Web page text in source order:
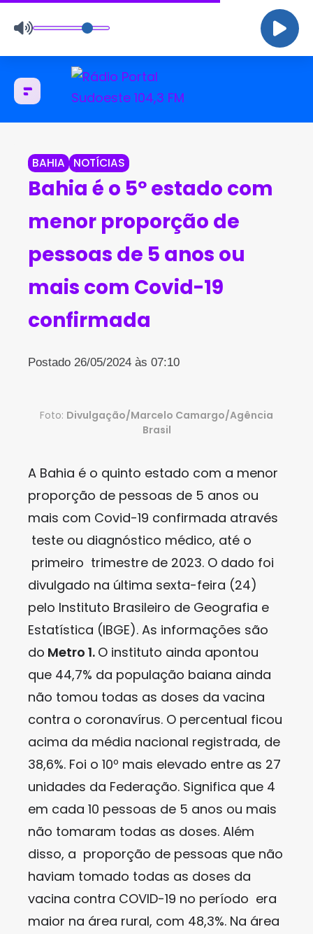
BAHIA NOTÍCIAS
Bahia é o 5º estado com
menor proporção de
pessoas de 5 anos ou
mais com Covid-19
confirmada
Postado 26/05/2024 às 07:10
Foto: Divulgação/Marcelo Camargo/Agência
Brasil
A Bahia é o quinto estado com a menor
proporção de pessoas de 5 anos ou
mais com Covid-19 confirmada através
teste ou diagnóstico médico, até o
primeiro trimestre de 2023. O dado foi
divulgado na última sexta-feira (24)
pelo Instituto Brasileiro de Geografia e
Estatística (IBGE). As informações são
do Metro 1. O instituto ainda apontou
que 44,7% da população baiana ainda
não tomou todas as doses da vacina
contra o coronavírus. O percentual ficou
acima da média nacional registrada, de
38,6%. Foi o 10º mais elevado entre as 27
unidades da Federação. Significa que 4
em cada 10 pessoas de 5 anos ou mais
não tomaram todas as doses. Além
disso, a proporção de pessoas que não
haviam tomado todas as doses da
vacina contra COVID-19 no período era
maior na área rural, com 48,3%. Na área